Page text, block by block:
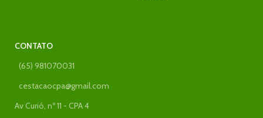
CONTATO
(65) 981070031
cestacaocpa@gmail.com
Av Curió, nº 11 - CPA 4